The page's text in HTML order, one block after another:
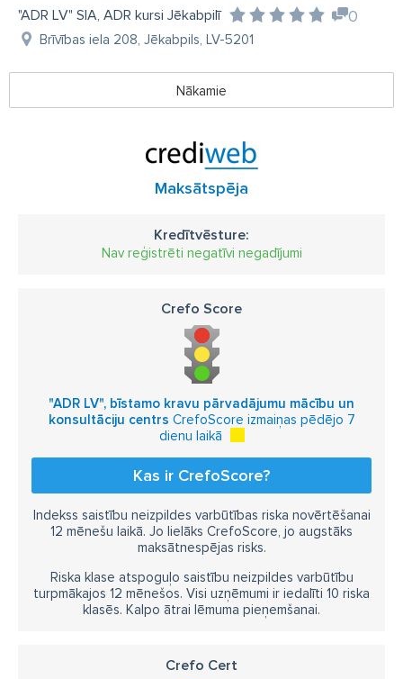
"ADR LV" SIA, ADR kursi Jēkabpilī 0
Brīvības iela 208, Jēkabpils, LV-5201
Nākamie
Maksātspēja
Kredītvēsture:
Nav reģistrēti negatīvi negadījumi
Crefo Score
"ADR LV", bīstamo kravu pārvadājumu mācību un
konsultāciju centrs CrefoScore izmaiņas pēdējo 7
dienu laikā
Kas ir CrefoScore?
Indekss saistību neizpildes varbūtības riska novērtēšanai
12 mēnešu laikā. Jo lielāks CrefoScore, jo augstāks
maksātnespējas risks.
Riska klase atspoguļo saistību neizpildes varbūtību
turpmākajos 12 mēnešos. Visi uzņēmumi ir iedalīti 10 riska
klasēs. Kalpo ātrai lēmuma pieņemšanai.
Crefo Cert